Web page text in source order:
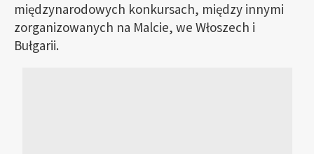
międzynarodowych konkursach, między innymi
zorganizowanych na Malcie, we Włoszech i
Bułgarii.